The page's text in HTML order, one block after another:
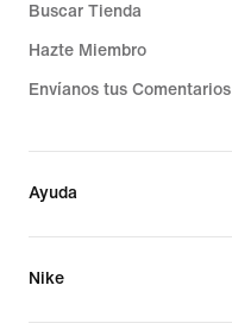
Buscar Tienda
Hazte Miembro
Envíanos tus Comentarios
Ayuda
Nike